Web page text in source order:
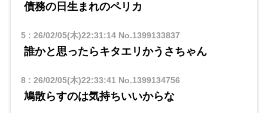
債務の日生まれのペリカ
5: 26/02/05(木)22:31:14No.1399133837
誰かと思ったらキタエリかうさちゃん
8: 26/02/05(木)22:33:41 No.1399134756
鳩散らすのは気持ちいいからな